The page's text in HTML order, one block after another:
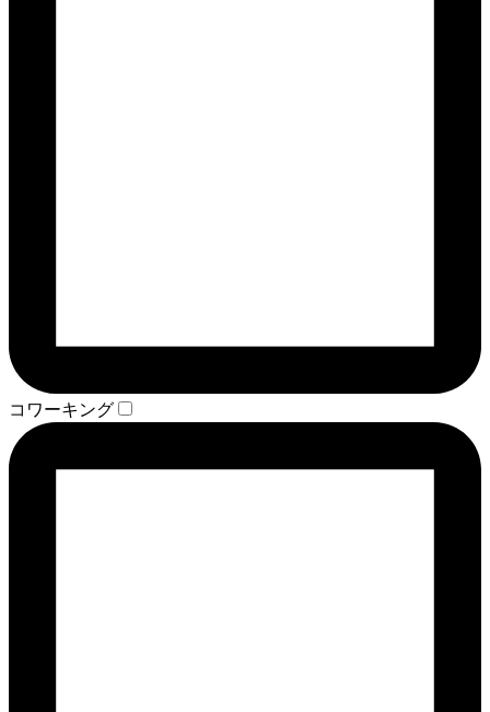
コワーキング